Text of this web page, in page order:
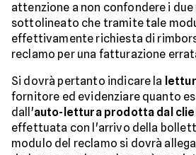
attenzione a non confondere i
sottolineato che tramite tale
effettivamente richiesta di
reclamo per una fatturazione
Si dovrà pertanto indicare la
fornitore ed evidenziare quanto
dall'auto-lettura prodotta dal
effettuata con l'arrivo della
modulo del reclamo si dovrà